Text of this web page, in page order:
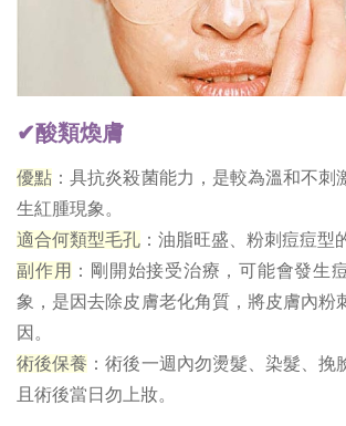
✔酸類煥膚
優點 ：具抗炎殺菌能力，是較為溫和不刺
生紅腫現象。
適合何類型毛孔 ：油脂旺盛、粉刺痘痘型
副作用 ：剛開始接受治療，可能會發生
象，是因去除皮膚老化角質，將皮膚內粉
因。
術後保養 ：術後一週內勿燙髮、染髮、挽
且術後當日勿上妝。